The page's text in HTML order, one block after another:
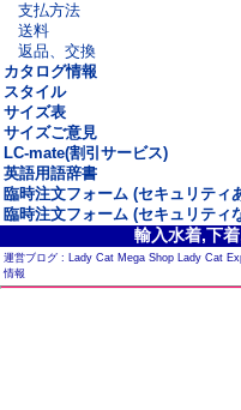
支払方法
送料
返品、交換
カタログ情報
スタイル
サイズ表
サイズご意見
LC-mate(割引サービス)
英語用語辞書
臨時注文フォーム (セキュリティ
臨時注文フォーム (セキュリティ
輸入水着,下
運営ブログ : Lady Cat Mega Shop Lady Cat
情報